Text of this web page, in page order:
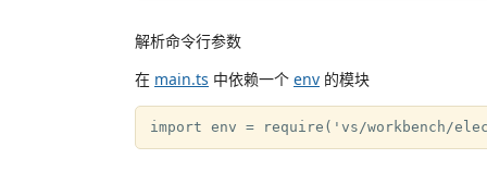
解析命令行参数
在 main.ts 中依赖一个 env 的模块